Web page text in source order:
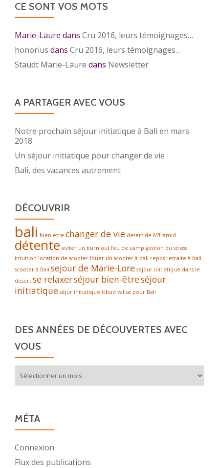
CE SONT VOS MOTS
Marie-Laure dans Cru 2016, leurs témoignages…
honorius dans Cru 2016, leurs témoignages…
Staudt Marie-Laure dans Newsletter
A PARTAGER AVEC VOUS
Notre prochain séjour initiatique à Bali en mars
2018
Un séjour initiatique pour changer de vie
Bali, des vacances autrement
DÉCOUVRIR
bali bien etre changer de vie desert de M'Hamid
détente eviter un burn out feu de camp gestion du stress
intuition location de scooter louer un scooter à bali repos retraite à bali
scooter à Bali sejour de Marie-Lore sejour initiatique dans le
desert se relaxerséjour bien-êtreséjour
initiatique séjur initiatique Ubud valise pour Bali
DES ANNÉES DE DÉCOUVERTES AVEC
VOUS
années
vous
MÉTA
Connexion
Flux des publications